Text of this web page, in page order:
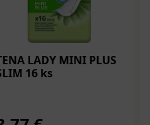
LADY MINI PLUS
16 ks